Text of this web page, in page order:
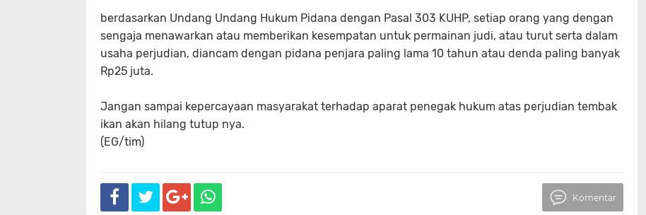
berdasarkan Undang Undang Hukum Pidana dengan Pasal 303 KUHP, setiap orang yang dengan
sengaja menawarkan atau memberikan kesempatan untuk permainan judi, atau turut serta dalam
usaha perjudian, diancam dengan pidana penjara paling lama 10 tahun atau denda paling banyak
Rp25 juta.
Jangan sampai kepercayaan masyarakat terhadap aparat penegak hukum atas perjudian tembak
ikan akan hilang tutup nya.
(EG/tim)
Komentar